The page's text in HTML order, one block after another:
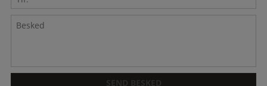
Besked